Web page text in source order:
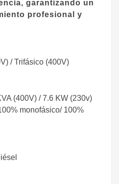
garantizando un
profesional y
/ Trifásico (400V)
(400V) / 7.6 KW (230v)
monofásico/ 100%